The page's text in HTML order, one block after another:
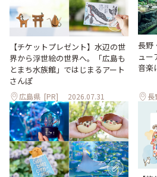
【チケットプレゼント】水辺の世
界から浮世絵の世界へ。「広島も
とまち水族館」ではじまるアート
さんぽ
広島県 [PR] 2026.07.31
長野
ュー
音楽
長